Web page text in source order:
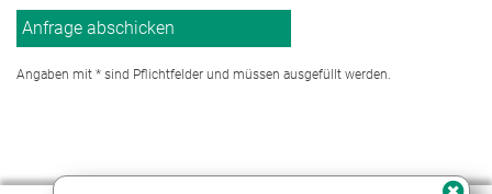
Angaben mit * sind Pflichtfelder und müssen ausgefüllt werden.